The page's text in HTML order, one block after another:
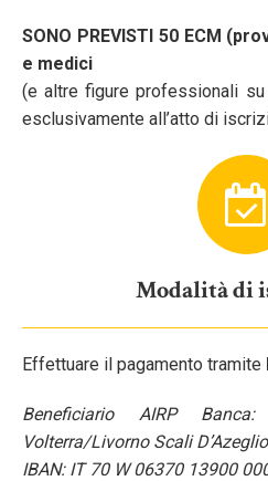
SONO PREVISTI 50 ECM
e medici
(e altre figure professionali
esclusivamente all’atto di
Modalità di
Effettuare il pagamento tramite
Beneficiario AIRP
Volterra/Livorno Scali D’Azeglio
IBAN: IT 70 W 06370 13900